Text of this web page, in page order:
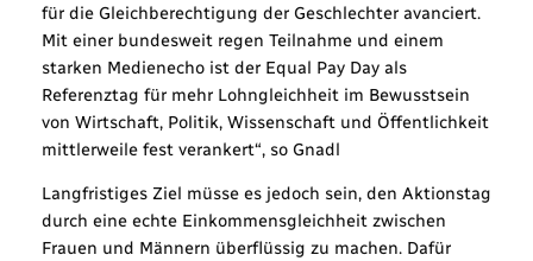
für die Gleichberechtigung der Geschlechter avanciert.
Mit einer bundesweit regen Teilnahme und einem
starken Medienecho ist der Equal Pay Day als
Referenztag für mehr Lohngleichheit im Bewusstsein
von Wirtschaft, Politik, Wissenschaft und Öffentlichkeit
mittlerweile fest verankert“, so Gnadl
Langfristiges Ziel müsse es jedoch sein, den Aktionstag
durch eine echte Einkommensgleichheit zwischen
Frauen und Männern überflüssig zu machen. Dafür